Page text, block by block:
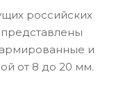
российских
армированные и
от 8 до 20 мм.